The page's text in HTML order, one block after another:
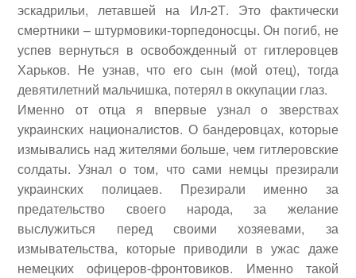
эскадрильи, летавшей на Ил-2Т. Это фактически
смертники – штурмовики-торпедоносцы. Он погиб, не
успев вернуться в освобожденный от гитлеровцев
Харьков. Не узнав, что его сын (мой отец), тогда
девятилетний мальчишка, потерял в оккупации глаз.
Именно от отца я впервые узнал о зверствах
украинских националистов. О бандеровцах, которые
измывались над жителями больше, чем гитлеровские
солдаты. Узнал о том, что сами немцы презирали
украинских полицаев. Презирали именно за
предательство своего народа, за желание
выслужиться перед своими хозяевами, за
измывательства, которые приводили в ужас даже
немецких офицеров-фронтовиков. Именно такой